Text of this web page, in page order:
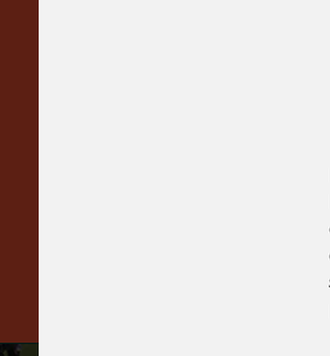
Scopri tutte le